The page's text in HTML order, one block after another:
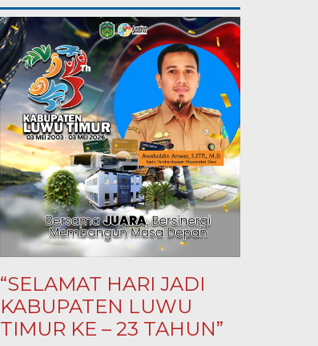
“SELAMAT HARI JADI
KABUPATEN LUWU
TIMUR KE – 23 TAHUN”